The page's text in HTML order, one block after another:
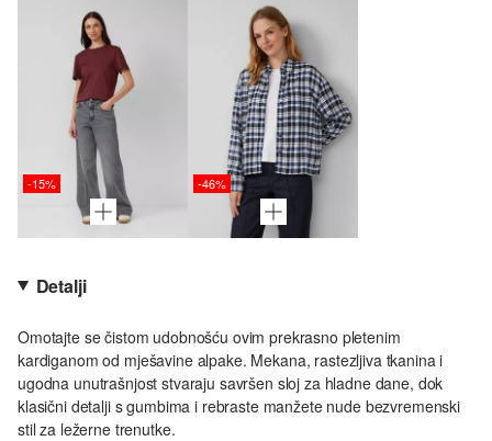
-15% -46%
Detalji
Omotajte se čistom udobnošću ovim prekrasno pletenim
kardiganom od mješavine alpake. Mekana, rastezljiva tkanina i
ugodna unutrašnjost stvaraju savršen sloj za hladne dane, dok
klasični detalji s gumbima i rebraste manžete nude bezvremenski
stil za ležerne trenutke.